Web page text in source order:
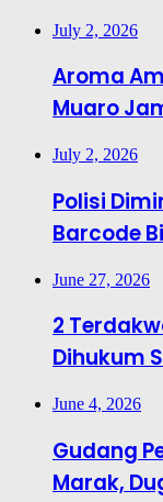
July 2, 2026
Aroma
Muaro
July 2, 2026
Polisi
Barcode
June 27, 2026
2
Dihukum
June 4, 2026
Gudang
Marak,